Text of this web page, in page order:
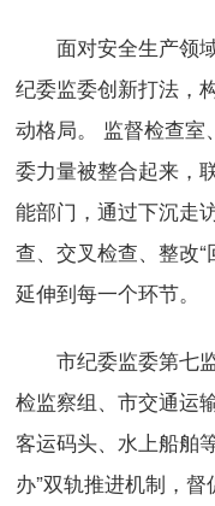
面对安全生产领域
纪委监委创新打法，
动格局。 监督检查室
委力量被整合起来，
能部门，通过下沉走
查、交叉检查、整改
延伸到每一个环节。
市纪委监委第七监
检监察组、市交通运
客运码头、水上船舶
办”双轨推进机制，督